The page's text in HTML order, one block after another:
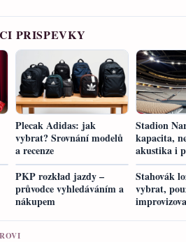
PRISPEVKY
Plecak Adidas: jak
vybrat? Srovnání modelů
a recenze
Stadion
kapacita,
akustika i
PKP rozkład jazdy –
průvodce vyhledáváním a
nákupem
Stahovák
vybrat,